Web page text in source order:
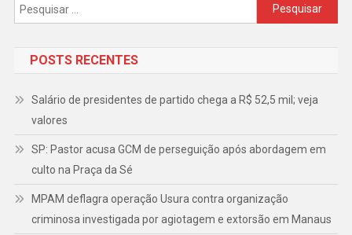
Pesquisar
por:
POSTS RECENTES
Salário de presidentes de partido chega a R$ 52,5 mil; veja
valores
SP: Pastor acusa GCM de perseguição após abordagem em
culto na Praça da Sé
MPAM deflagra operação Usura contra organização
criminosa investigada por agiotagem e extorsão em Manaus